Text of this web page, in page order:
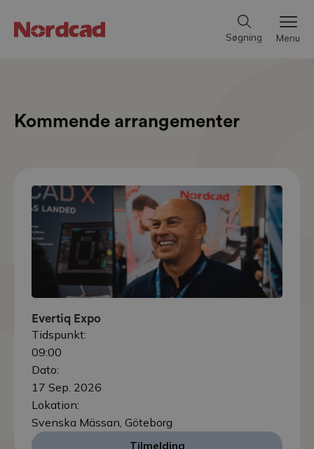
Søgning Menu
Kommende arrangementer
Evertiq Expo
Tidspunkt:
09:00
Dato:
17 Sep. 2026
Lokation:
Svenska Mässan, Göteborg
Tilmelding